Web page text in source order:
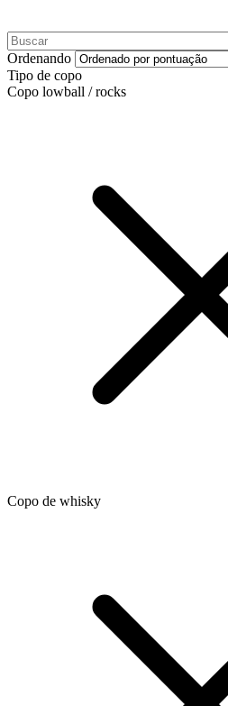
Ordenando
Tipo de copo
Copo lowball / rocks
Copo de whisky